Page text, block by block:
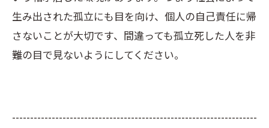
生み出された孤立にも目を向け、個人の自己責任に帰
さないことが大切です、間違っても孤立死した人を非
難の目で見ないようにしてください。
--------------------------------------------------------------------